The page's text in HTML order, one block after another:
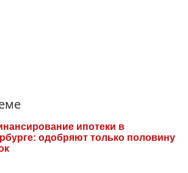
ипотеки в
одобряют только половину